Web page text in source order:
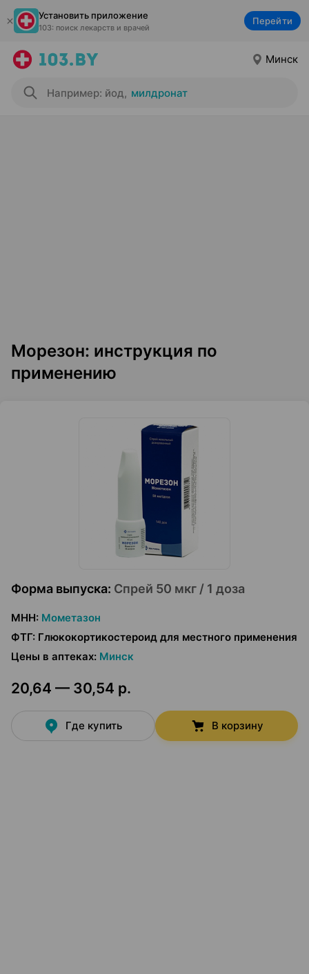
Установить приложение
103: поиск лекарств и врачей
Перейти
Минск
Например: йод, милдронат
Морезон: инструкция по
применению
Форма выпуска: Спрей 50 мкг / 1 доза
МНН: Мометазон
ФТГ: Глюкокортикостероид для местного применения
Цены в аптеках: Минск
20,64 — 30,54 р.
Где купить В корзину